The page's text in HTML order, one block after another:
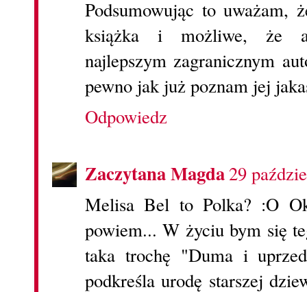
Podsumowując to uważam,
książka i możliwe, że
najlepszym zagranicznym
pewno jak już poznam jej
Odpowiedz
Zaczytana Magda29
Melisa Bel to Polka? :O
powiem... W życiu bym się
taka trochę "Duma i
podkreśla urodę starszej